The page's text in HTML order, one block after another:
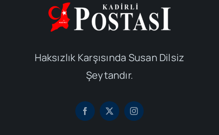
Haksızlık Karşısında Susan Dilsiz
Şeytandır.